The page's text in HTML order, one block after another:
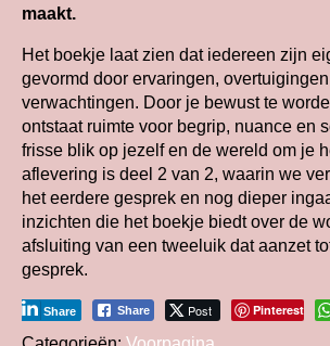
maakt.
Het boekje laat zien dat iedereen zijn
gevormd door ervaringen,
verwachtingen. Door je bewust te
ontstaat ruimte voor begrip, nuance en
frisse blik op jezelf en de wereld om je
aflevering is deel 2 van 2, waarin we
het eerdere gesprek en nog dieper
inzichten die het boekje biedt over de
afsluiting van een tweeluik dat aanzet
gesprek.
Share Post
Share Pinterest